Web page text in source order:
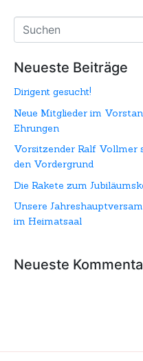
Neueste Beiträge
Dirigent gesucht!
Neue Mitglieder im
Ehrungen
Vorsitzender Ralf Vollmer
den Vordergrund
Die Rakete zum
Unsere
im Heimatsaal
Neueste